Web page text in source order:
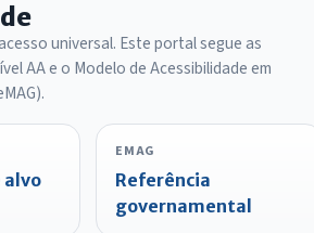
universal. Este portal segue as
AA e o Modelo de Acessibilidade em
alvo
EMAG
Referência
governamental